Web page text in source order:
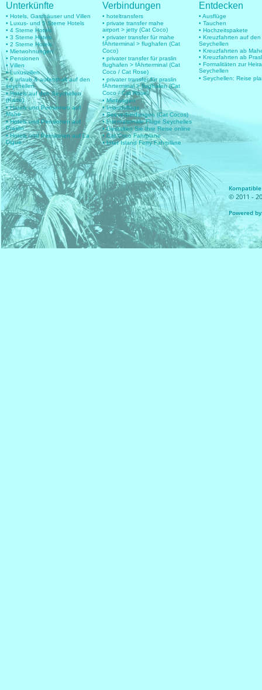
Unterkünfte
• Hotels, Gasthäuser und Villen
• Luxus- und 5 Sterne Hotels
• 4 Sterne Hotels
• 3 Sterne Hotels
• 2 Sterne Hotels
• Mietwohnungen
• Pensionen
• Villen
• Luxusvillen
• 6 urlaub & aufenthalt auf den
seychellen
• Hotels auf den Seychellen
(Karte)
• Hotels und Pensionen auf
Mahe
• Hotels und Pensionen auf
Praslin
• Hotels und Pensionen auf La
Digue
Verbindungen
• hoteltransfers
• private transfer mahe
airport > jetty (Cat Coco)
• privater transfer für mahe
fÄhrterminal > flughafen (Cat
Coco)
• privater transfer für praslin
flughafen > fÄhrterminal (Cat
Coco / Cat Rose)
• privater transfer für praslin
fÄhrterminal > flughafen (Cat
Coco / Cat Rose)
• Mietwagen
• Inlandsflüge
• Seeverbindungen (Cat Cocos)
• Internationale Flüge Seychelles
• Gestalten Sie Ihre Reise online
• Cat Coco Fahrpläne
• Inter Island Ferry Fahrpläne
Entdecken
• Ausflüge
• Tauchen
• Hochzeitspakete
• Kreuzfahrten auf den
Seychellen
• Kreuzfahrten ab
• Kreuzfahrten ab
• Formalitäten zur
Seychellen
• Seychellen: Reise
© 2011 -
Powered by